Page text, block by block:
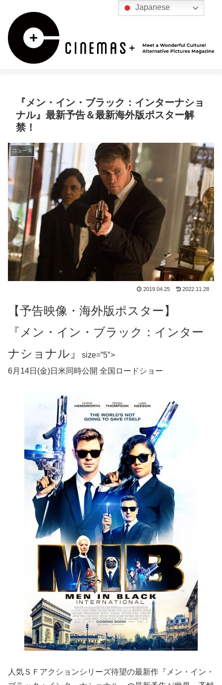
『メン・イン・ブラック：インターナショ
ナル』最新予告＆最新海外版ポスター解
禁！
ニュース
2019.04.25 2022.11.28
【予告映像・海外版ポスター】
『メン・イン・ブラック：インター
ナショナル』
size=”5″>
6月14日(金)日米同時公開 全国ロードショー
人気ＳＦアクションシリーズ待望の最新作『メン・イン・
Japanese